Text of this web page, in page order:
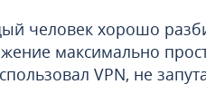
человек хорошо
максимально
VPN, не